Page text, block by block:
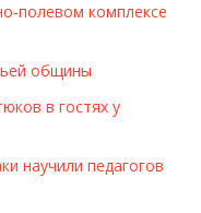
полевом комплексе
общины
в гостях у
научили педагогов